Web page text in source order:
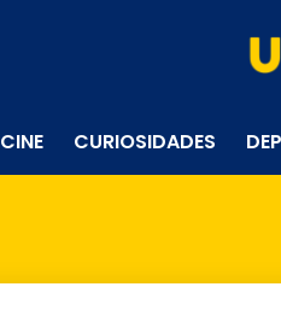
CINE CURIOSIDADES